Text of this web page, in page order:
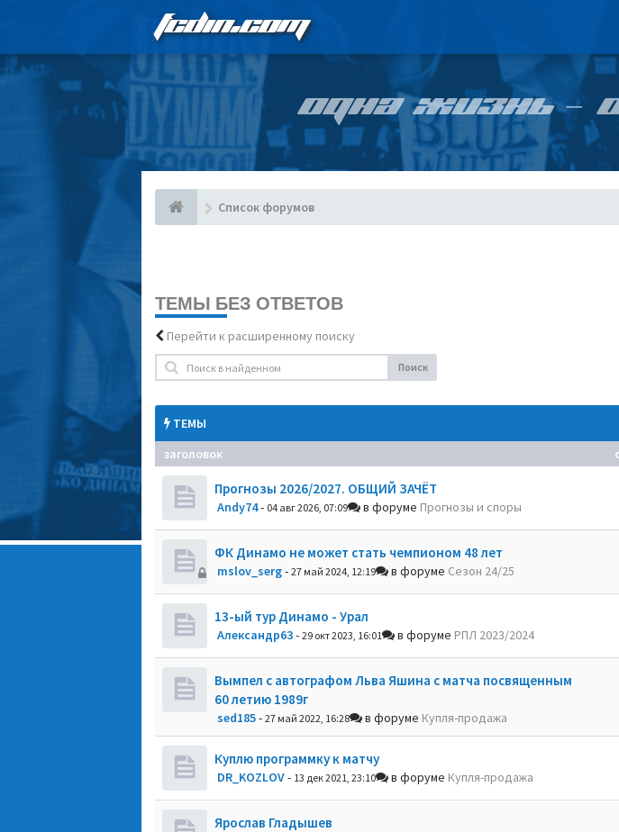
FCDIN.COM
ОДНА ЖИЗНЬ –
Список форумов
ТЕМЫ БЕЗ ОТВЕТОВ
Перейти к расширенному поиску
Поиск
ТЕМЫ
заголовок
Прогнозы 2026/2027. ОБЩИЙ ЗАЧЁТ
Andy74- 04 авг 2026, 07:09 в форуме Прогнозы и споры
ФК Динамо не может стать чемпионом 48 лет
mslov_serg- 27 май 2024, 12:19 в форуме Сезон 24/25
13-ый тур Динамо - Урал
Александр63- 29 окт 2023, 16:01 в форуме РПЛ 2023/2024
Вымпел с автографом Льва Яшина с матча посвященным
60 летию 1989г
sed185- 27 май 2022, 16:28 в форуме Купля-продажа
Куплю программку к матчу
DR_KOZLOV- 13 дек 2021, 23:10 в форуме Купля-продажа
Ярослав Гладышев